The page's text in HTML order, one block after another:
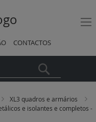
CONTACTOS
XL3 quadros e armários
e isolantes e completos -